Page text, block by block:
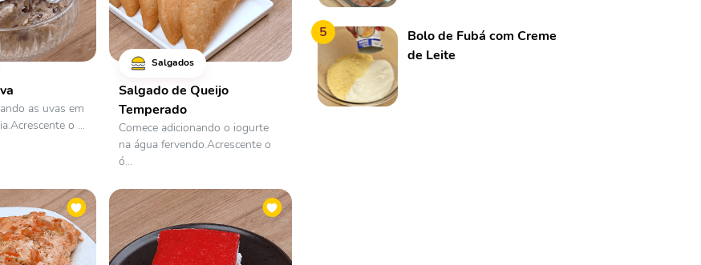
as uvas em
o ...
Salgados
Salgado de Queijo
Temperado
Comece adicionando o iogurte
na água fervendo.Acrescente o
ó...
5
Bolo de Fubá com Creme
de Leite